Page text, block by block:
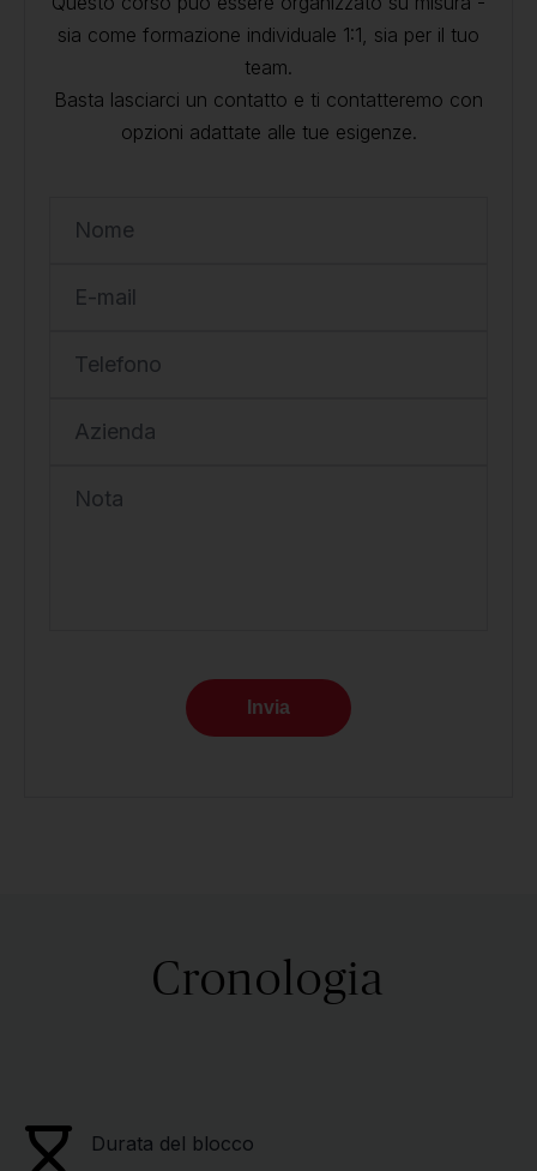
sia come formazione individuale 1:1, sia per il tuo
team.
Basta lasciarci un contatto e ti contatteremo con
opzioni adattate alle tue esigenze.
Nome
E-mail
Telefono
Azienda
Nota
Invia
Cronologia
Durata del blocco